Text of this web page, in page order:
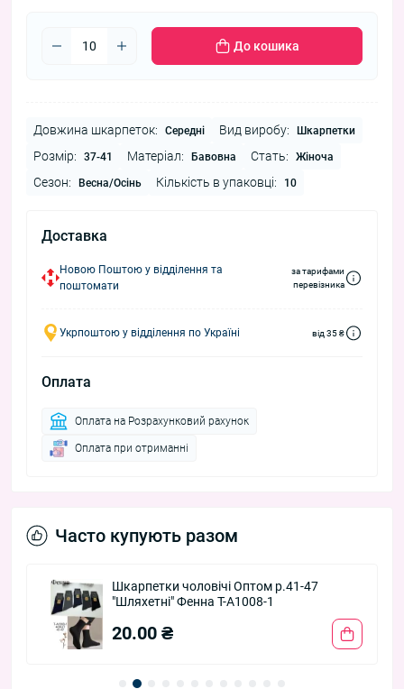
До кошика
Довжина шкарпеток: Середні Вид виробу: Шкарпетки
Розмір: 37-41 Матеріал: Бавовна Стать: Жіноча
Сезон: Весна/Осінь Кількість в упаковці: 10
Доставка
Новою Поштою у відділення та
поштомати
за тарифами
перевізника
Укрпоштою у відділення по Україні від 35 ₴
Оплата
Оплата на Розрахунковий рахунок
Оплата при отриманні
Часто купують разом
Шкарпетки чоловічі Оптом р.41-47
"Шляхетні" Фенна T-A1008-1
20.00 ₴